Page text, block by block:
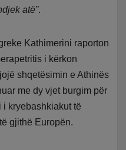
atë”.
Kathimerini raporton
i kërkon
shqetësimin e Athinës
me dy vjet burgim për
i kryebashkiakut të
gjithë Europën.